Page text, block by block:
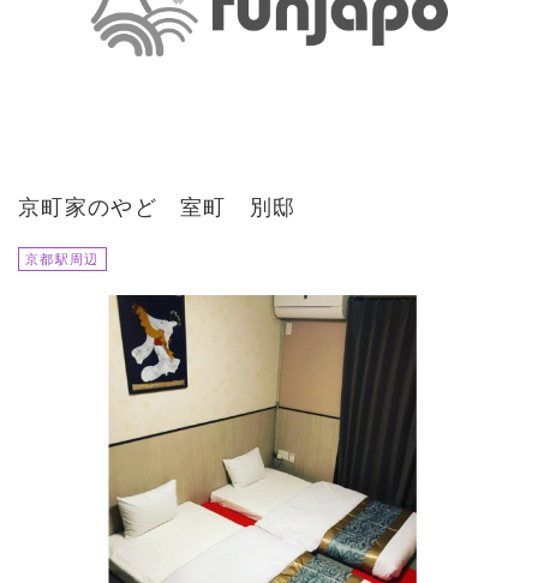
京町家のやど 室町 別邸
京都駅周辺